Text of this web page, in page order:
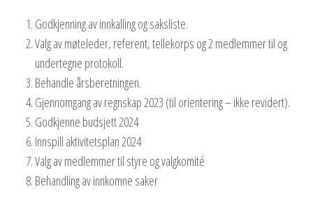
Godkjenning av innkalling og saksliste.
Valg av møteleder, referent, tellekorps og 2 medlemmer til og
undertegne protokoll.
Behandle årsberetningen.
Gjennomgang av regnskap 2023 (til orientering – ikke revidert).
Godkjenne budsjett 2024
Innspill aktivitetsplan 2024
Valg av medlemmer til styre og valgkomité
Behandling av innkomne saker